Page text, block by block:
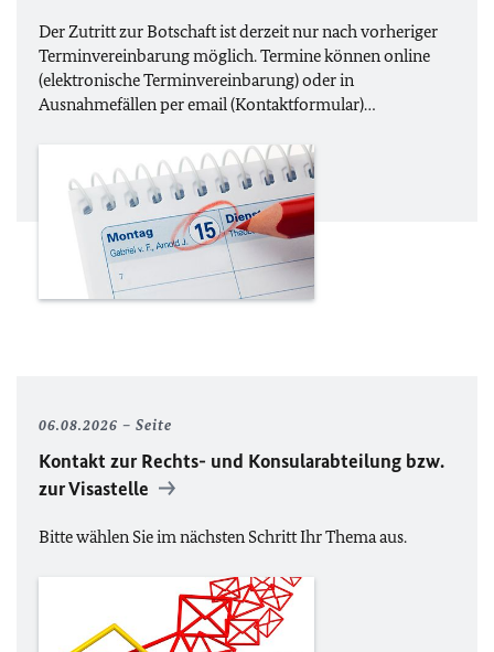
Der Zutritt zur Botschaft ist derzeit nur nach vorheriger
Terminvereinbarung möglich. Termine können online
(elektronische Terminvereinbarung) oder in
Ausnahmefällen per email (Kontaktformular)…
06.08.2026 Seite
Kontakt zur Rechts- und Konsularabteilung bzw.
zur Visastelle
Bitte wählen Sie im nächsten Schritt Ihr Thema aus.